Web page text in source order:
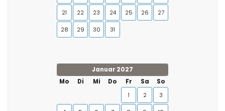
21 22 23 24 25 26 27
28 29 30 31
Januar 2027
Mo
Di Mi Do Fr Sa
So
1
2 3